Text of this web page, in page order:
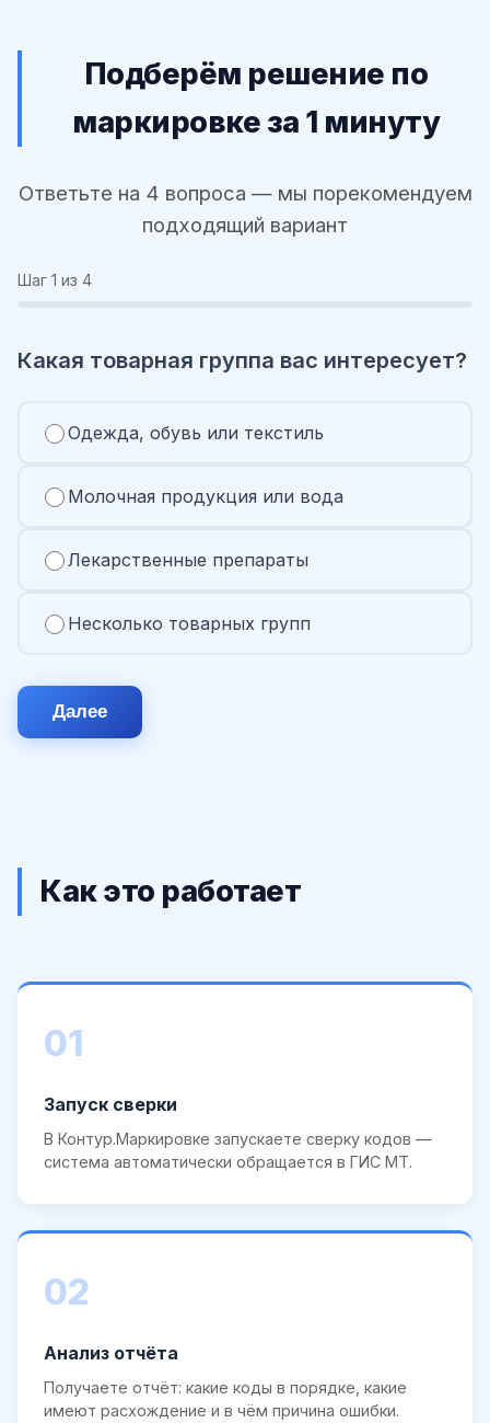
Подберём решение по
маркировке за 1 минуту
Ответьте на 4 вопроса — мы порекомендуем
подходящий вариант
Шаг 1 из 4
Какая товарная группа вас интересует?
Одежда, обувь или текстиль
Молочная продукция или вода
Лекарственные препараты
Несколько товарных групп
Далее
Как это работает
01
Запуск сверки
В Контур.Маркировке запускаете сверку кодов —
система автоматически обращается в ГИС МТ.
02
Анализ отчёта
Получаете отчёт: какие коды в порядке, какие
имеют расхождение и в чём причина ошибки.